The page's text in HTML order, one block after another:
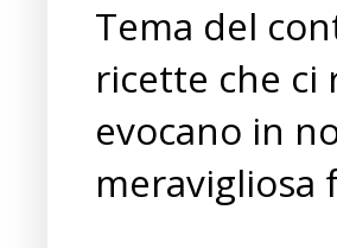
Tema del
ricette che ci
evocano in
meravigliosa